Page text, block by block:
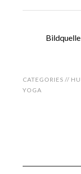
CATEGORIES //
YOGA